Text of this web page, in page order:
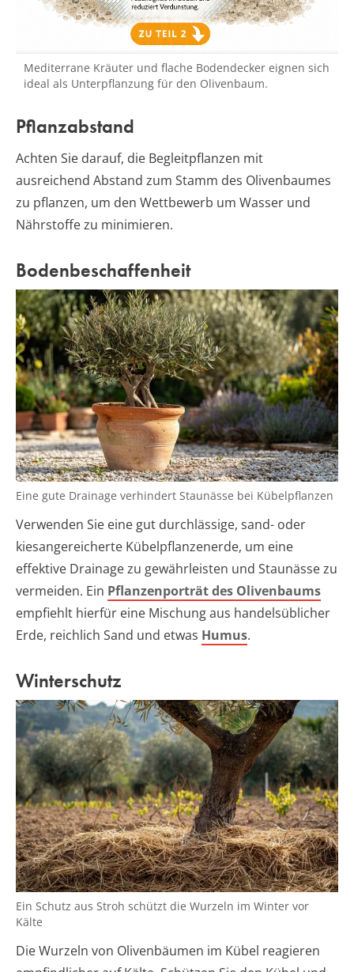
Mediterrane Kräuter und flache Bodendecker eignen sich
ideal als Unterpflanzung für den Olivenbaum.
Pflanzabstand
Achten Sie darauf, die Begleitpflanzen mit
ausreichend Abstand zum Stamm des Olivenbaumes
zu pflanzen, um den Wettbewerb um Wasser und
Nährstoffe zu minimieren.
Bodenbeschaffenheit
Eine gute Drainage verhindert Staunässe bei Kübelpflanzen
Verwenden Sie eine gut durchlässige, sand- oder
kiesangereicherte Kübelpflanzenerde, um eine
effektive Drainage zu gewährleisten und Staunässe zu
vermeiden. Ein Pflanzenporträt des Olivenbaums
empfiehlt hierfür eine Mischung aus handelsüblicher
Erde, reichlich Sand und etwas Humus.
Winterschutz
Ein Schutz aus Stroh schützt die Wurzeln im Winter vor
Kälte
Die Wurzeln von Olivenbäumen im Kübel reagieren